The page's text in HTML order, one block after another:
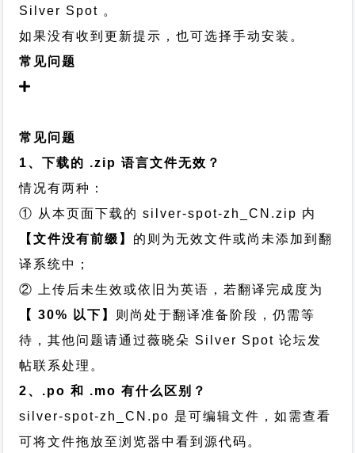
Silver Spot 。
如果没有收到更新提示，也可选择手动安装。
常见问题
常见问题
1、下载的 .zip 语言文件无效？
情况有两种：
① 从本页面下载的 silver-spot-zh_CN.zip 内
【文件没有前缀】 的则为无效文件或尚未添加到翻
译系统中；
② 上传后未生效或依旧为英语，若翻译完成度为
【 30% 以下】 则尚处于翻译准备阶段，仍需等
待，其他问题请通过薇晓朵 Silver Spot 论坛发
帖联系处理。
2、.po 和 .mo 有什么区别？
silver-spot-zh_CN.po 是可编辑文件，如需查看
可将文件拖放至浏览器中看到源代码。